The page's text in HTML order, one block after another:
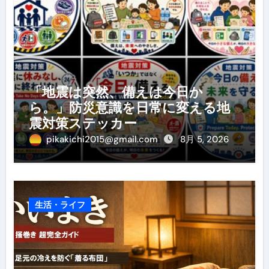
「地震は突然、備えは今日か
ら。」防災意識を日常に変える地
震対策ステッカー
pikakichi2015@gmail.com 8月 5, 2026
生活・ライフ